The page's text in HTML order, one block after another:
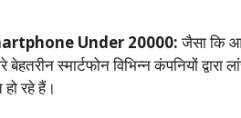
Under 20000:जैसा कि
बेहतरीन स्मार्टफोन विभिन्न कंपनियों
हो रहे हैं।